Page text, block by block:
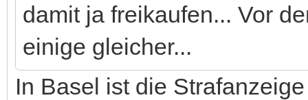
damit ja freikaufen... Vor
einige gleicher...
In Basel ist die